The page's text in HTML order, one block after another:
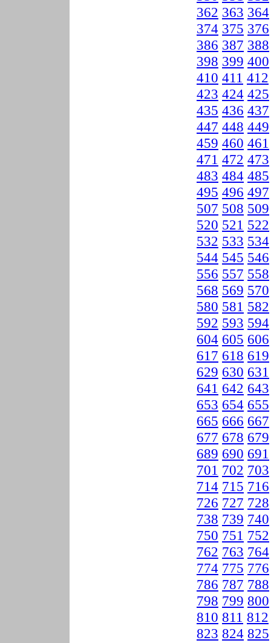
362 363 364
374 375 376
386 387 388
398 399 400
410 411 412
423 424 425
435 436 437
447 448 449
459 460 461
471 472 473
483 484 485
495 496 497
507 508 509
520 521 522
532 533 534
544 545 546
556 557 558
568 569 570
580 581 582
592 593 594
604 605 606
617 618 619
629 630 631
641 642 643
653 654 655
665 666 667
677 678 679
689 690 691
701 702 703
714 715 716
726 727 728
738 739 740
750 751 752
762 763 764
774 775 776
786 787 788
798 799 800
810 811 812
823 824 825